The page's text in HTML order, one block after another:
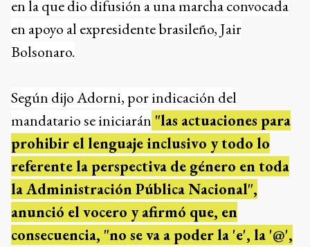
en la que dio difusión a una marcha convocada
en apoyo al expresidente brasileño, Jair
Bolsonaro.
Según dijo Adorni, por indicación del
mandatario se iniciarán "las actuaciones para
prohibir el lenguaje inclusivo y todo lo
referente la perspectiva de género en toda
la Administración Pública Nacional",
anunció el vocero y afirmó que, en
consecuencia, "no se va a poder la 'e', la '@',